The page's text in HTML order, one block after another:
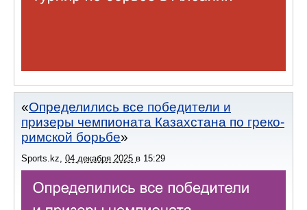
Определились все победители и
призеры чемпионата Казахстана по греко-
римской борьбе
Sports.kz 04 декабря 2025 в 15:29